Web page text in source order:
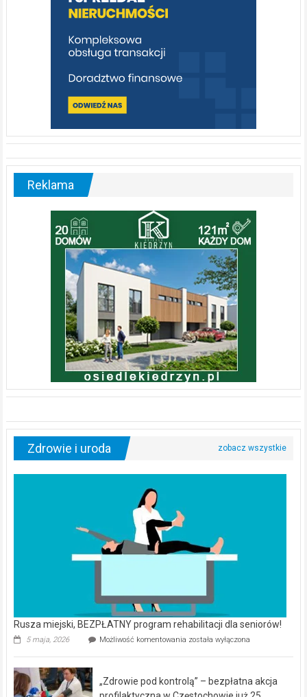
Reklama
Zdrowie i uroda
Rusza miejski, BEZPŁATNY program rehabilitacji dla seniorów!
5 maja, 2026 Możliwość komentowania Rusza
rehabilitacji
dla
została wyłączona
„Zdrowie pod kontrolą” – bezpłatna akcja